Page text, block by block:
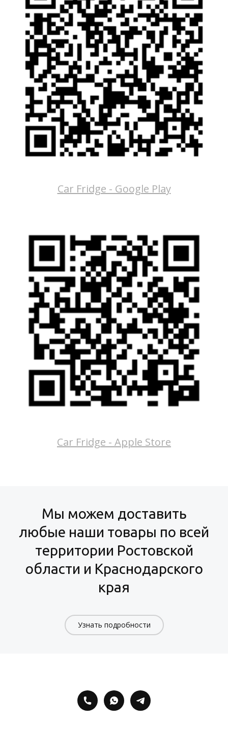
Car Fridge - Google Play
Car Fridge - Apple Store
Мы можем доставить
любые наши товары по всей
территории Ростовской
области и Краснодарского
края
Узнать подробности